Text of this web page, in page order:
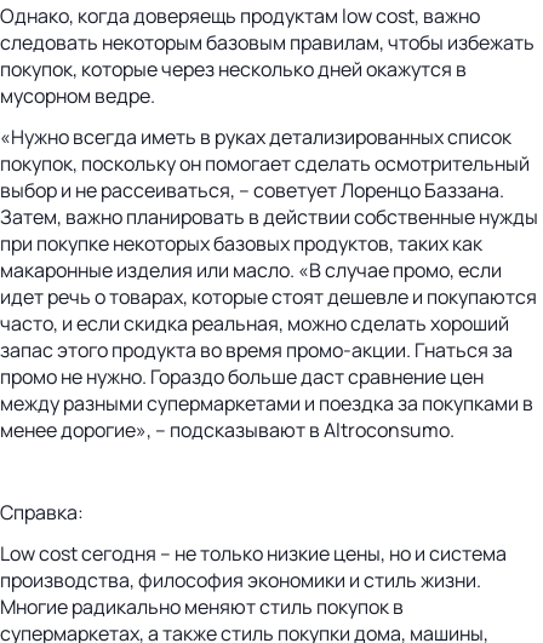
Однако, когда доверяещь продуктам low cost, важно
следовать некоторым базовым правилам, чтобы избежать
покупок, которые через несколько дней окажутся в
мусорном ведре.
«Нужно всегда иметь в руках детализированных список
покупок, поскольку он помогает сделать осмотрительный
выбор и не рассеиваться, – советует Лоренцо Баззана.
Затем, важно планировать в действии собственные нужды
при покупке некоторых базовых продуктов, таких как
макаронные изделия или масло. «В случае промо, если
идет речь о товарах, которые стоят дешевле и покупаются
часто, и если скидка реальная, можно сделать хороший
запас этого продукта во время промо-акции. Гнаться за
промо не нужно. Гораздо больше даст сравнение цен
между разными супермаркетами и поездка за покупками в
менее дорогие», – подсказывают в Altroconsumo.
Справка:
Low cost сегодня – не только низкие цены, но и система
производства, философия экономики и стиль жизни.
Многие радикально меняют стиль покупок в
супермаркетах, а также стиль покупки дома, машины,